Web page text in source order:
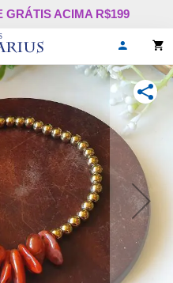
GRÁTIS ACIMA R$199
login
ou
se!